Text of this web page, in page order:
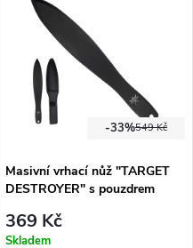
549 Kč
-33%
Masivní vrhací nůž "TARGET
DESTROYER" s pouzdrem
369 Kč
Skladem